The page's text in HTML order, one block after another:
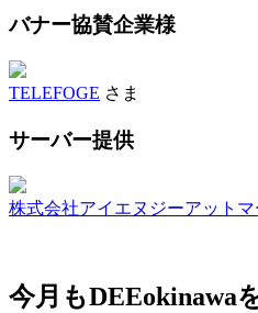
バナー協賛企業様
TELEFOGE さま
サーバー提供
株式会社アイエヌジーアット
今月もDEEokinawa